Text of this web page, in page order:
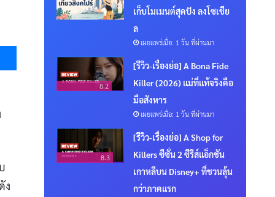
Messenger
ง
เก็บโมเมนต์สุดปัง ลงโซเชีย
ล
เผยแพร่เมื่อ: 1 วัน ที่ผ่านมา
8.2
[รีวิว-เรื่องย่อ] A Bona Fide
Killer (2026) แม่ที่แท้จริงคือ
มือสังหาร
เผยแพร่เมื่อ: 1 วัน ที่ผ่านมา
8.3
[รีวิว-เรื่องย่อ] A Shop for
Killers ซีซั่น 2 ซีรีส์แอ็กชัน
เกาหลีบน Disney+ ที่ชวนลุ้น
กว่าภาคแรก